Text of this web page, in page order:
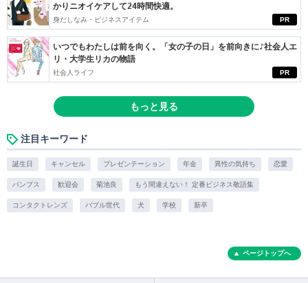
PR
かりニオイケアして24時間快適。
身だしなみ・ビジネスアイテム
PR
いつでもわたしは前を向く。「女の子の日」を前向きに♪社会人エ
リ・大学生リカの物語
社会人ライフ
もっと見る
注目キーワード
誕生日 キャンセル プレゼンテーション 年金 異性の気持ち 恋愛
パンプス 歓迎会 菊池良 もう間違えない！ 定番ビジネス敬語集
コンタクトレンズ バブル世代 犬 学校 新卒
ページトップへ